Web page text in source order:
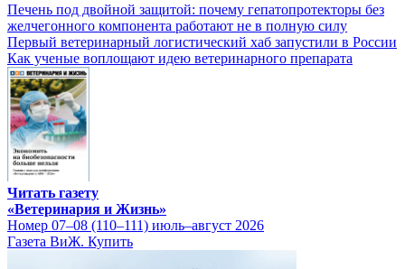
Печень под двойной защитой: почему гепатопротекторы без
желчегонного компонента работают не в полную силу
Первый ветеринарный логистический хаб запустили в России
Как ученые воплощают идею ветеринарного препарата
Читать газету
«Ветеринария и Жизнь»
Номер 07–08 (110–111) июль–август 2026
Газета ВиЖ. Купить